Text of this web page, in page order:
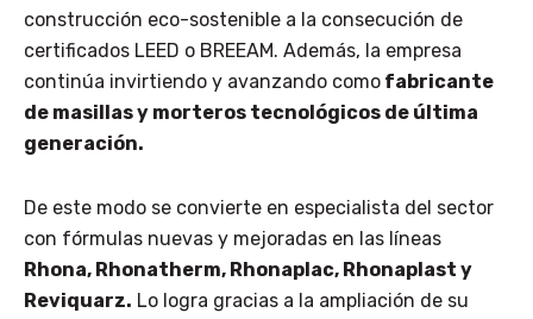
construcción eco-sostenible a la consecución de
certificados LEED o BREEAM. Además, la empresa
continúa invirtiendo y avanzando como fabricante
de masillas y morteros tecnológicos de última
generación.
De este modo se convierte en especialista del sector
con fórmulas nuevas y mejoradas en las líneas
Rhona, Rhonatherm, Rhonaplac, Rhonaplast y
Reviquarz. Lo logra gracias a la ampliación de su